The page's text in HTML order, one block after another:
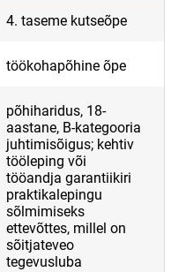
4. taseme kutseõpe
töökohapõhine õpe
põhiharidus, 18-
aastane, B-kategooria
juhtimisõigus; kehtiv
tööleping või
tööandja garantiikiri
praktikalepingu
sõlmimiseks
ettevõttes, millel on
sõitjateveo
tegevusluba